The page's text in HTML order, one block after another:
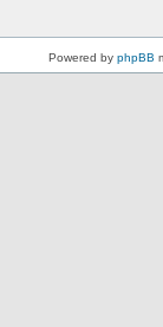
Powered by phpBB